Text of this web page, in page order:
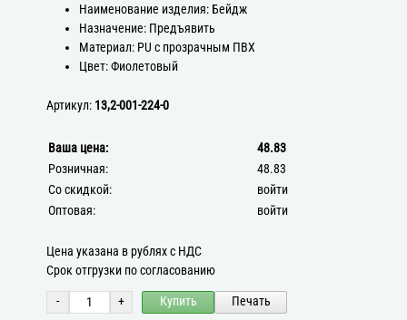
Наименование изделия: Бейдж
Назначение: Предъявить
Материал: PU с прозрачным ПВХ
Цвет: Фиолетовый
Артикул: 13,2-001-224-0
Ваша цена:
48.83
Розничная:
48.83
Со скидкой:
войти
Оптовая:
войти
Цена указана в рублях с НДС
Срок отгрузки по согласованию
- + Купить Печать